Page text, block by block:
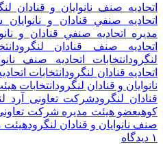
اتحادیه صنف نانوایان و قنادان
اتحاديه صنفي قنادان و
مدیره اتحاديه صنفي قنادان و
اتحادیه صنف قنادان لنگرود
لنگرود انتخابات اتحادیه صنف
اتحادیه قنادان لنگرود انتخابات
نانوایان و قنادان لنگرود انتخابات
قنادان لنگرودشرکت تعاونی آرد
کوهیعضو هیئت مدیره شرکت تعاونی
صنف نانوایان و قنادان لنگرودهیئت
۱ دیدگاه